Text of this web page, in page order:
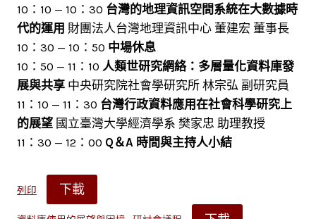
10：10 — 10：30 台灣的地理資訊空間系統在大數據時
代的運用 財團法人台灣地理資訊中心 董建宏 董事長
10：30 — 10：50 中場休息
10：50 — 11：10 人類世研究網絡：多層量化資料庫發
展與共享 中央研究院社會學研究所 林宗弘 副研究員
11：10 — 11：30 台灣行政資料應用在社會科學研究上
的展望 國立臺灣大學經濟學系 樊家忠 助理教授
11：30 — 12：00 Q＆A 時間與主持人小結
列印 下載